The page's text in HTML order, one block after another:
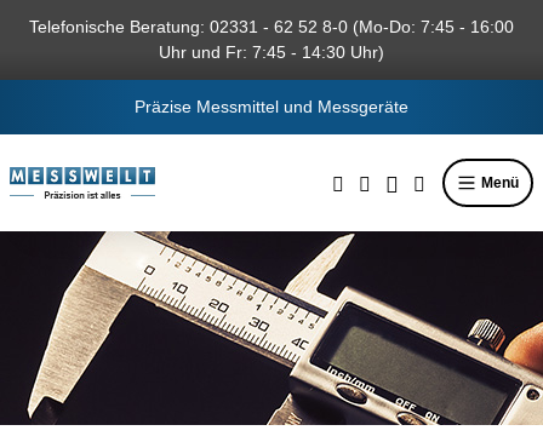
springen
Telefonische Beratung: 02331 - 62 52 8-0 (Mo-Do: 7:45 - 16:00
Uhr und Fr: 7:45 - 14:30 Uhr)
Präzise Messmittel und Messgeräte
Menü